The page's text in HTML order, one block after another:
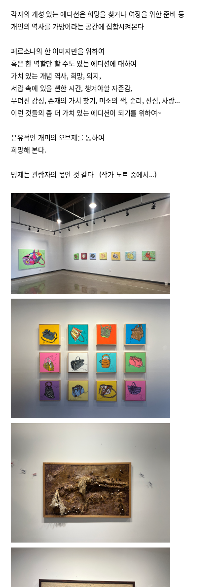
각자의 개성 있는 에디션은 희망을 찾거나 여정을 위한 준비 등
개인의 역사를 가방이라는 공간에 집합시켜본다
페르소나의 한 이미지만을 위하여
혹은 한 역할만 할 수도 있는 에디션에 대하여
가치 있는 개념 역사, 희망, 의지,
서랍 속에 있을 뻔한 시간, 챙겨야할 자존감,
무뎌진 감성, 존재의 가치 찾기, 미소의 색, 순리, 진심, 사랑...
이런 것들의 좀 더 가치 있는 에디션이 되기를 위하여~
은유적인 개미의 오브제를 통하여
희망해 본다.
명제는 관람자의 몫인 것 같다 (작가 노트 중에서...)